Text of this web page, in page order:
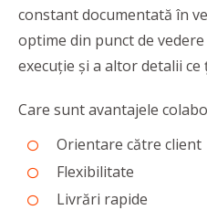
constant documentată în
optime din punct de
execuție și a altor detalii ce
Care sunt avantajele
Orientare către client
Flexibilitate
Livrări rapide